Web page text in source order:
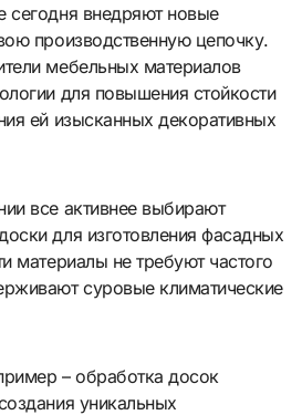
сегодня внедряют новые
производственную цепочку.
мебельных материалов
для повышения стойкости
ей изысканных декоративных
все активнее выбирают
для изготовления фасадных
материалы не требуют частого
суровые климатические
– обработка досок
уникальных